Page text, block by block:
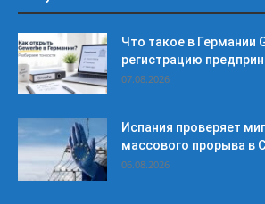
Что такое в Германии
регистрацию
07.08.2026
Испания проверяет
массового прорыва в
06.08.2026